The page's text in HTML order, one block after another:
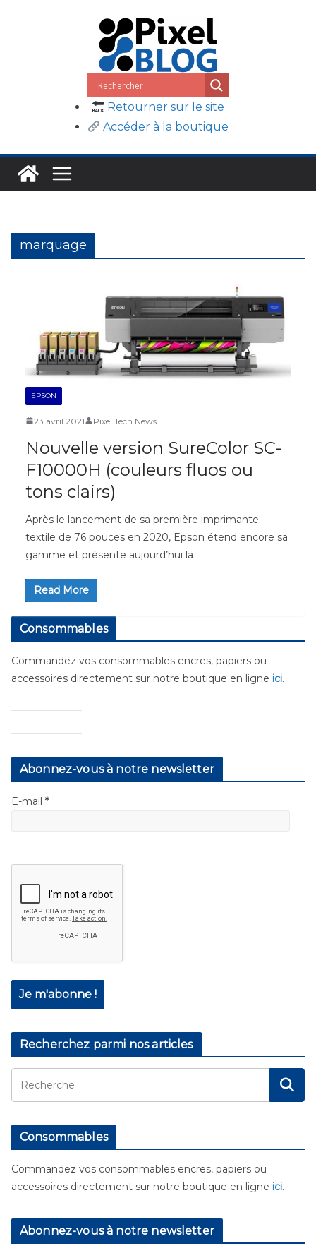
Retourner sur le site
Accéder à la boutique
marquage
EPSON
23 avril 2021 Pixel Tech News
Nouvelle version SureColor SC-
F10000H (couleurs fluos ou
tons clairs)
Après le lancement de sa première imprimante
textile de 76 pouces en 2020, Epson étend encore sa
gamme et présente aujourd’hui la
Read More
Consommables
Commandez vos consommables encres, papiers ou
accessoires directement sur notre boutique en ligne ici.
Abonnez-vous à notre newsletter
E-mail *
Recherchez parmi nos articles
Consommables
Commandez vos consommables encres, papiers ou
accessoires directement sur notre boutique en ligne ici.
Abonnez-vous à notre newsletter